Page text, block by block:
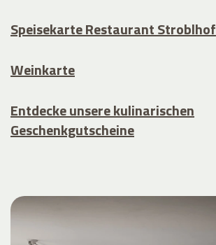
Speisekarte Restaurant Stroblhof
Weinkarte
Entdecke unsere kulinarischen
Geschenkgutscheine